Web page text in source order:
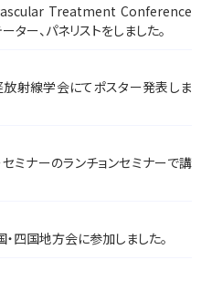
Treatment Conference
ー、パネリストをしました。
射線学会にてポスター発表しま
ナーのランチョンセミナーで講
四国地方会に参加しました。